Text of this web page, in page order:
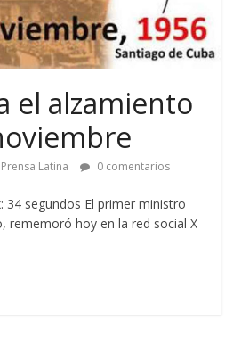
el alzamiento
Prensa Latina 0 comentarios
34 segundos El primer ministro
rememoró hoy en la red social X